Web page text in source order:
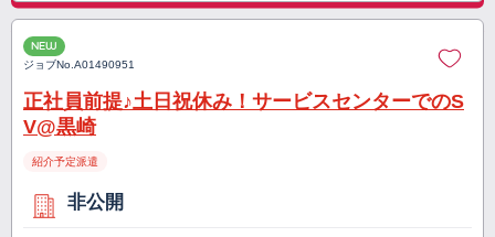
NEW
ジョブNo.A01490951
正社員前提♪土日祝休み！サービスセンターでのS
V@黒崎
紹介予定派遣
非公開